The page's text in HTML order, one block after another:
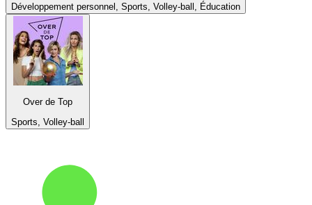
Développement personnel, Sports, Volley-ball, Éducation
Over de Top
Sports, Volley-ball